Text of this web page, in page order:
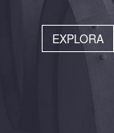
EXPLORA